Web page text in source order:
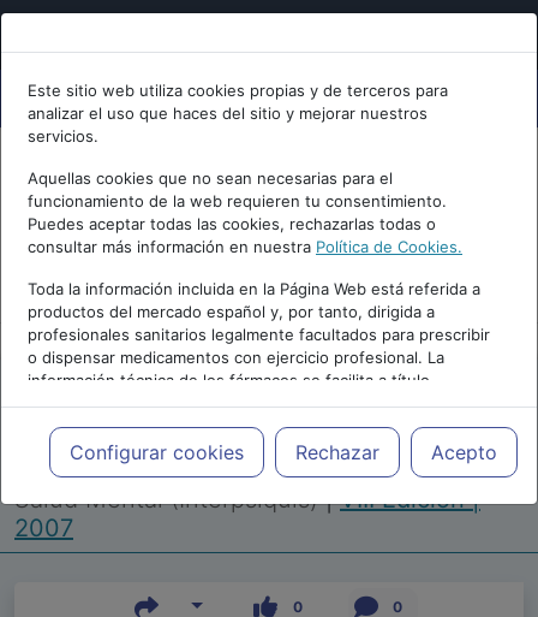
Este sitio web utiliza cookies propias y de terceros para
analizar el uso que haces del sitio y mejorar nuestros
servicios.
Aquellas cookies que no sean necesarias para el
funcionamiento de la web requieren tu consentimiento.
Puedes aceptar todas las cookies, rechazarlas todas o
consultar más información en nuestra Política de Cookies.
Toda la información incluida en la Página Web está referida a
productos del mercado español y, por tanto, dirigida a
profesionales sanitarios legalmente facultados para prescribir
o dispensar medicamentos con ejercicio profesional. La
información técnica de los fármacos se facilita a título
meramente informativo, siendo responsabilidad de los
profesionales facultados prescribir medicamentos y decidir, en
cada caso concreto, el tratamiento más adecuado a las
necesidades del paciente.
Configurar cookies Rechazar Acepto
Repositorio de Artículos |Congreso Virtual
Internacional de Psiquiatría, Psicología y
Salud Mental (Interpsiquis)|VIII Edición |
2007
0 0